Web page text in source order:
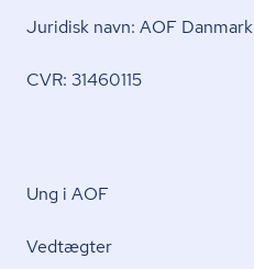
Juridisk navn: AOF Danmark
CVR: 31460115
Ung i AOF
Vedtægter